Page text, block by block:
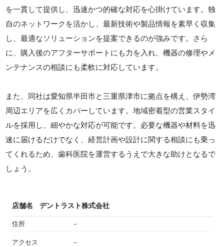
を一貫して提供し、迅速かつ的確な対応を心掛けています。独
自のネットワークを活かし、最新技術や製品情報を素早く収集
し、最適なソリューションを提案できるのが強みです。さら
に、購入後のアフターサポートにも力を入れ、機器の修理やメ
ンテナンスの相談にも柔軟に対応しています。
また、同社は愛知県半田市と三重県津市に拠点を構え、伊勢湾
周辺エリアを広くカバーしています。地域密着型の営業スタイ
ルを採用し、細やかな対応が可能です。必要な機器や材料を迅
速に届けるだけでなく、経営計画や設計に関する相談にも乗っ
てくれるため、歯科医院を運営するうえで大きな助けとなるで
しょう。
店舗名 デントラスト株式会社
住所 －
アクセス －